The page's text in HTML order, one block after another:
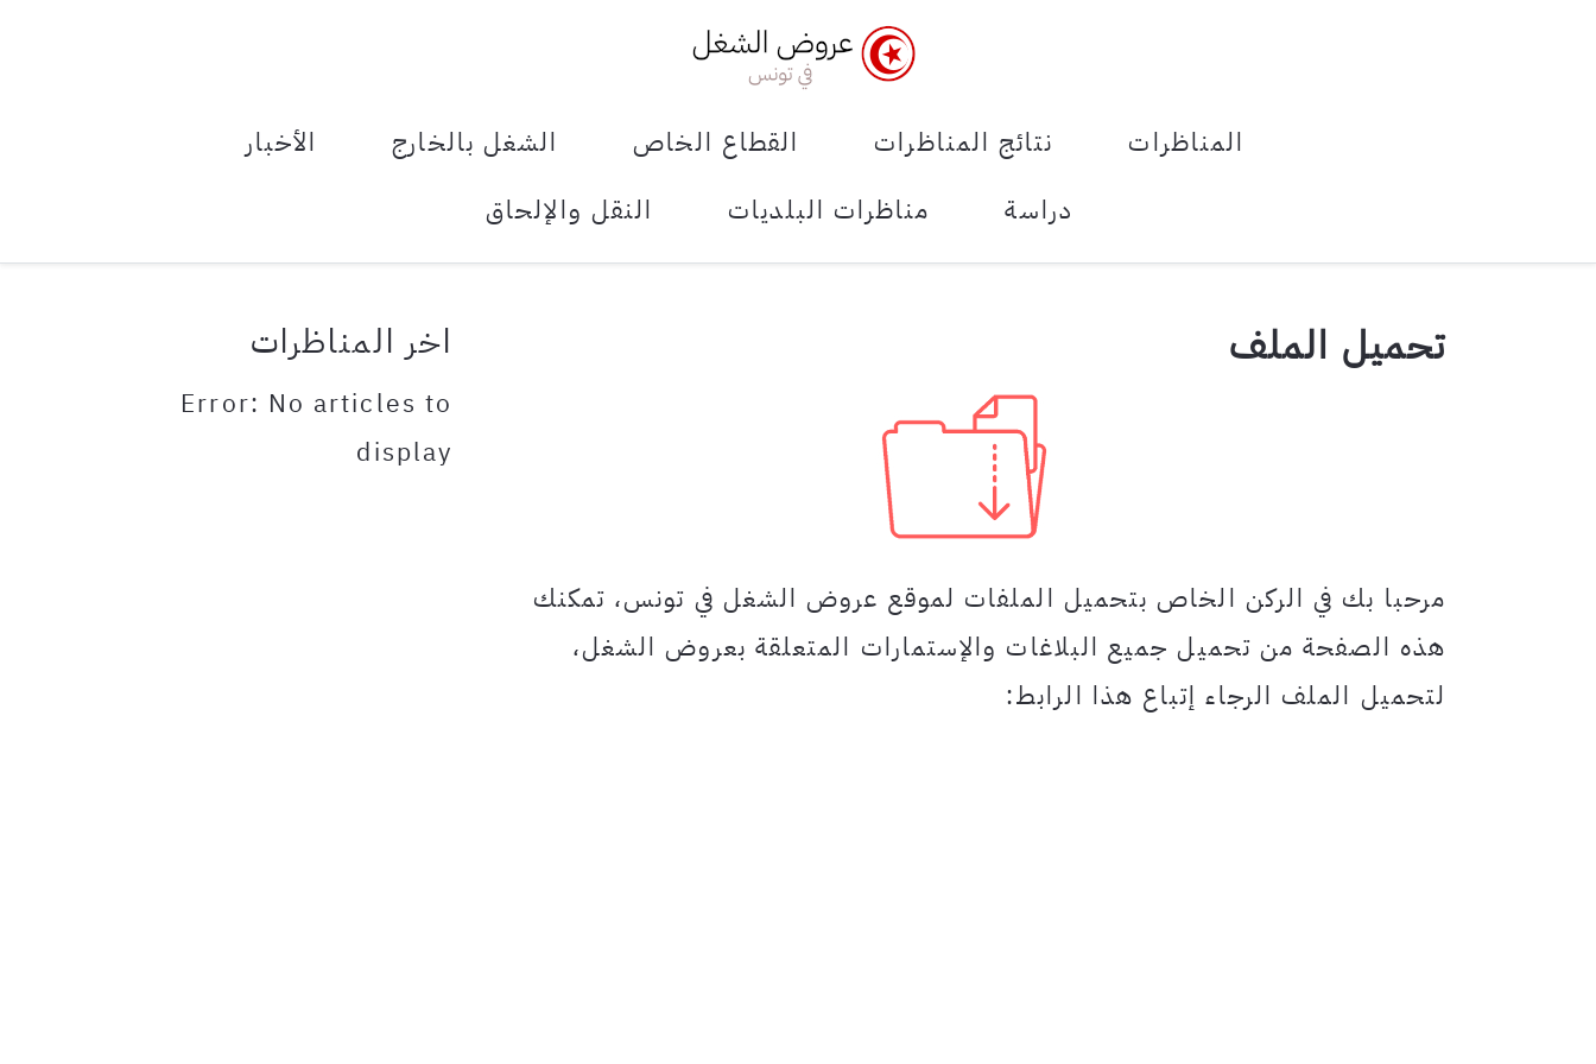
المناظرات نتائج المناظرات القطاع الخاص الشغل بالخارج
الأخبار
دراسة
مناظرات البلديات النقل والإلحاق
تحميل الملف
مرحبا بك في الركن الخاص بتحميل الملفات لموقع عروض الشغل في تونس، تمكنك
هذه الصفحة من تحميل جميع البلاغات والإستمارات المتعلقة بعروض الشغل،
لتحميل الملف الرجاء إتباع هذا الرابط:
اخر المناظرات
Error: No articles to
display